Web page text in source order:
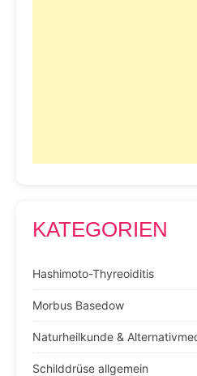
KATEGORIEN
Hashimoto-Thyreoiditis
Morbus Basedow
Naturheilkunde &
Schilddrüse allgemein